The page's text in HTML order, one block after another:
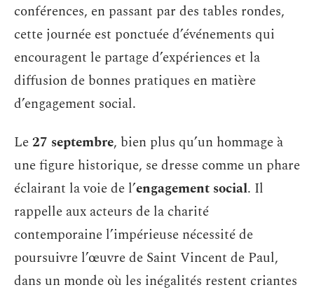
conférences, en passant par des tables rondes,
cette journée est ponctuée d’événements qui
encouragent le partage d’expériences et la
diffusion de bonnes pratiques en matière
d’engagement social.
Le27 septembre, bien plus qu’un hommage à
une figure historique, se dresse comme un phare
éclairant la voie de l’engagement social. Il
rappelle aux acteurs de la charité
contemporaine l’impérieuse nécessité de
poursuivre l’œuvre de Saint Vincent de Paul,
dans un monde où les inégalités restent criantes